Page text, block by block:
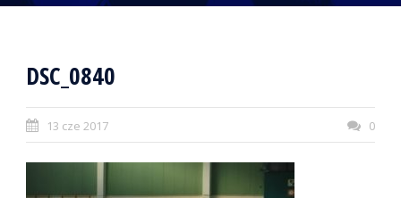
DSC_0840
13 cze 2017 0